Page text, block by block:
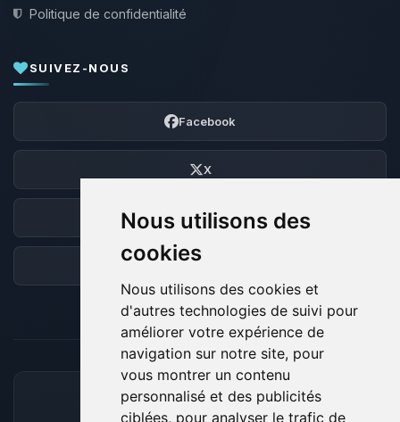
Nous utilisons des
cookies
Nous utilisons des cookies et
d'autres technologies de suivi pour
améliorer votre expérience de
navigation sur notre site, pour
vous montrer un contenu
personnalisé et des publicités
ciblées, pour analyser le trafic de
Politique de confidentialité
SUIVEZ-NOUS
Facebook
X
Discord
Forum
MOYENS DE PAIEMENT ACCEPTÉS